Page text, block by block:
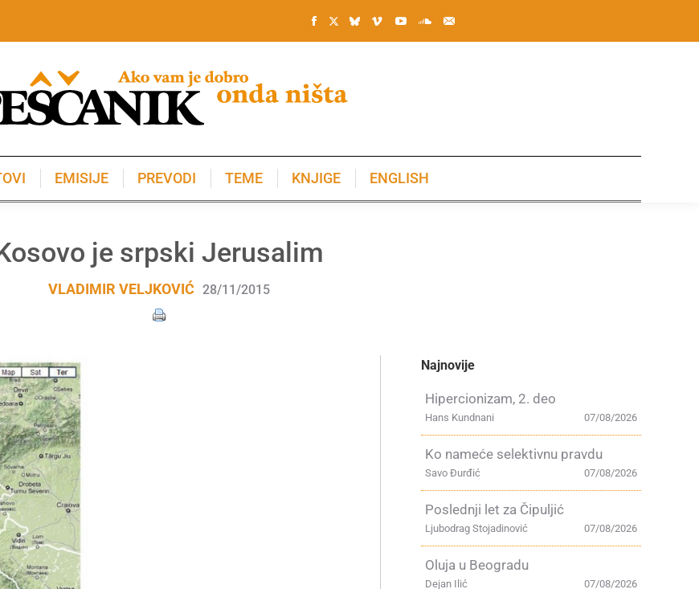
EMISIJE PREVODI TEME KNJIGE ENGLISH
je srpski Jerusalim
VLADIMIR VELJKOVIĆ 28/11/2015
Najnovije
Hipercionizam, 2. deo
07/08/2026
Hans Kundnani
Ko nameće selektivnu pravdu
07/08/2026
Savo Đurđić
Poslednji let za Čipuljić
07/08/2026
Ljubodrag Stojadinović
Oluja u Beogradu
07/08/2026
Dejan Ilić
KNJIGE ENGLISH